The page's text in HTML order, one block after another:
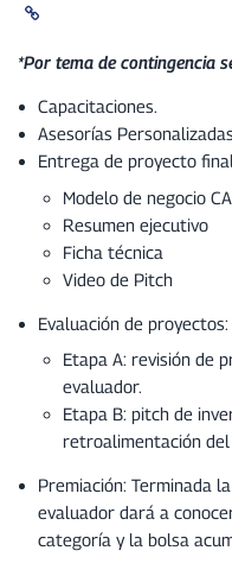
*Por tema de contingencia
Capacitaciones.
Asesorías
Entrega de proyecto
Modelo de negocio
Resumen ejecutivo
Ficha técnica
Video de Pitch
Evaluación de proyectos:
Etapa A: revisión de
evaluador.
Etapa B: pitch de
retroalimentación
Premiación: Terminada
evaluador dará a
categoría y la bolsa